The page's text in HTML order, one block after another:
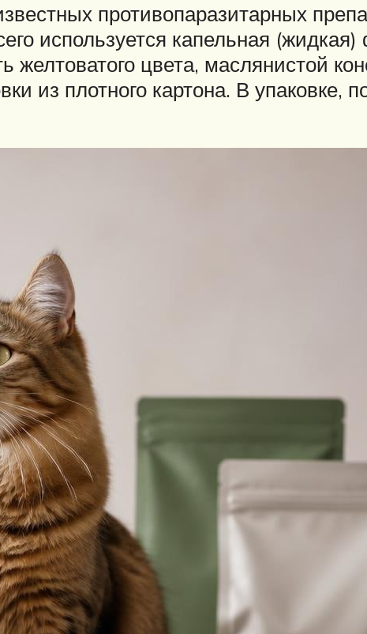
противопаразитарных
используется капельная
цвета, маслянистой
из плотного картона. В упаковке,